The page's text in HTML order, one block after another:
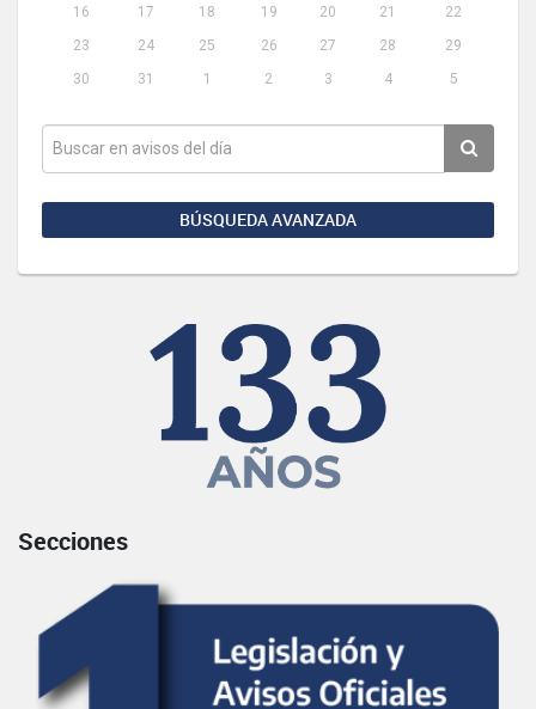
16
17 18 19 20 21
22
23
24 25 26 27 28
29
30
31 1 2 3 4 5
BÚSQUEDA AVANZADA
Secciones